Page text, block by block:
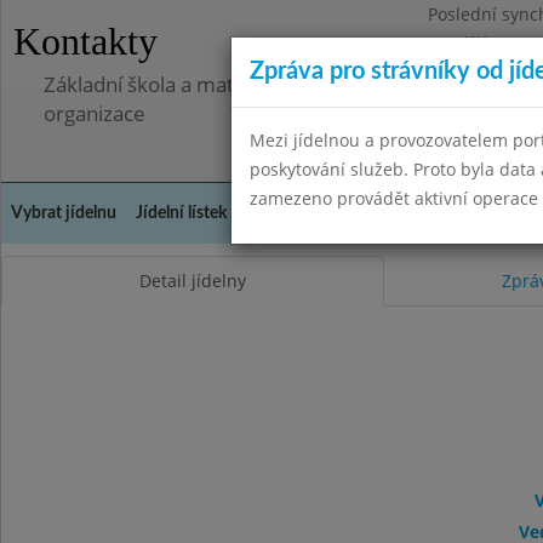
Kontakty
Poslední
Pondělí
Základní škola a mateřská škola Libá, okres Cheb,
organizace
Vybrat jídelnu Jídelní lístek Kontakty a informace
Detail jídelny
Zpráva pro strávníky od
Mezi jídelnou a provozovatelem
poskytování služeb. Proto byla
zamezeno provádět aktivní